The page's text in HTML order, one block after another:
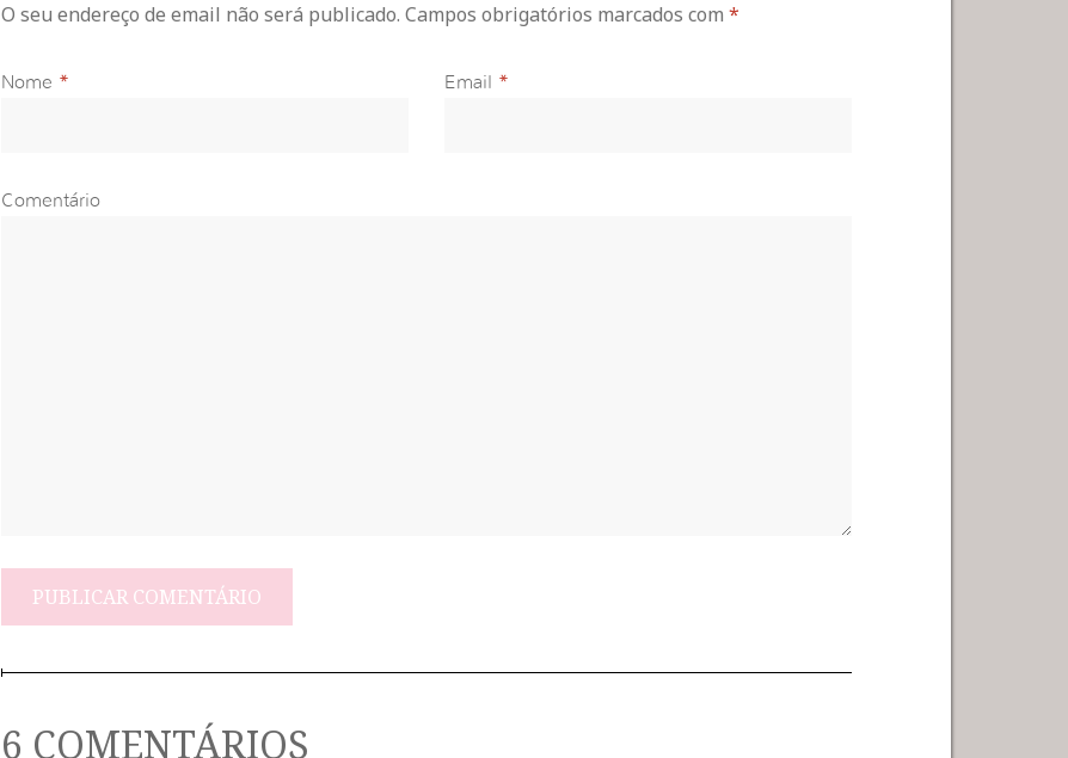
O seu endereço de email não será publicado. Campos obrigatórios marcados com *
Nome * Email *
Comentário
6 COMENTÁRIOS